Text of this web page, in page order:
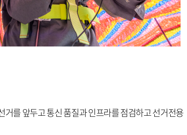
를 앞두고 통신 품질과 인프라를 점검하고 선거전용